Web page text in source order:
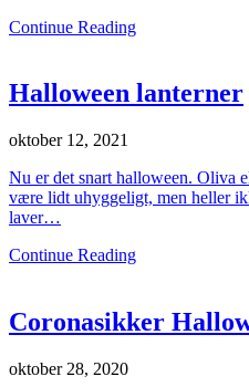
Continue Reading
Halloween lanterner
oktober 12, 2021
Nu er det snart halloween. Oliva
være lidt uhyggeligt, men heller
laver…
Continue Reading
Coronasikker
oktober 28, 2020